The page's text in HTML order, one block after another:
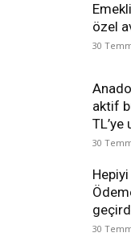
özel
30
aktif
TL’ye
30
30